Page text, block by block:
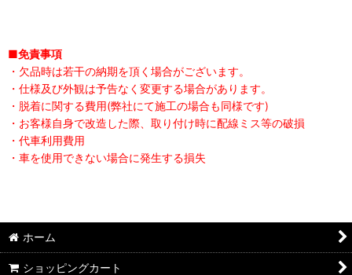
■免責事項
・欠品時は若干の納期を頂く場合がございます。
・仕様及び外観は予告なく変更する場合があります。
・脱着に関する費用(弊社にて施工の場合も同様です)
・お客様自身で改造した際、取り付け時に配線ミス等の破損
・代車利用費用
・車を使用できない場合に発生する損失
ホーム
ショッピングカート